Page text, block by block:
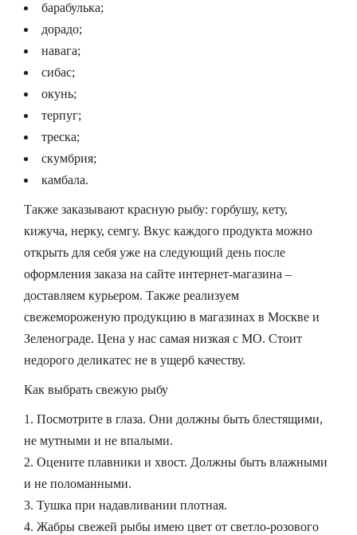
барабулька;
дорадо;
навага;
сибас;
окунь;
терпуг;
треска;
скумбрия;
камбала.
Также заказывают красную рыбу: горбушу, кету,
кижуча, нерку, семгу. Вкус каждого продукта можно
открыть для себя уже на следующий день после
оформления заказа на сайте интернет-магазина –
доставляем курьером. Также реализуем
свежемороженую продукцию в магазинах в Москве и
Зеленограде. Цена у нас самая низкая с МО. Стоит
недорого деликатес не в ущерб качеству.
Как выбрать свежую рыбу
Посмотрите в глаза. Они должны быть блестящими,
не мутными и не впалыми.
Оцените плавники и хвост. Должны быть влажными
и не поломанными.
Тушка при надавливании плотная.
Жабры свежей рыбы имею цвет от светло-розового